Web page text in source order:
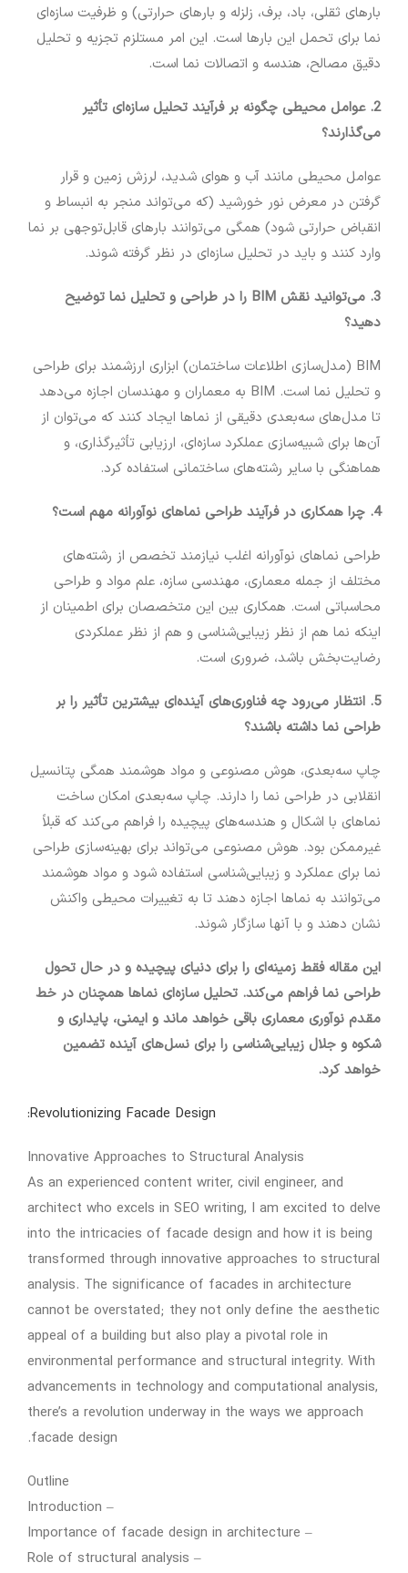
بارهای ثقلی، باد، برف، زلزله و بارهای حرارتی) و ظرفیت سازه‌ای
نما برای تحمل این بارها است. این امر مستلزم تجزیه و تحلیل
دقیق مصالح، هندسه و اتصالات نما است.
2. عوامل محیطی چگونه بر فرآیند تحلیل سازه‌ای تأثیر
می‌گذارند؟
عوامل محیطی مانند آب و هوای شدید، لرزش زمین و قرار
گرفتن در معرض نور خورشید (که می‌تواند منجر به انبساط و
انقباض حرارتی شود) همگی می‌توانند بارهای قابل‌توجهی بر نما
وارد کنند و باید در تحلیل سازه‌ای در نظر گرفته شوند.
3. می‌توانید نقش BIM را در طراحی و تحلیل نما توضیح
دهید؟
BIM (مدل‌سازی اطلاعات ساختمان) ابزاری ارزشمند برای طراحی
و تحلیل نما است. BIM به معماران و مهندسان اجازه می‌دهد
تا مدل‌های سه‌بعدی دقیقی از نماها ایجاد کنند که می‌توان از
آن‌ها برای شبیه‌سازی عملکرد سازه‌ای، ارزیابی تأثیرگذاری، و
هماهنگی با سایر رشته‌های ساختمانی استفاده کرد.
4. چرا همکاری در فرآیند طراحی نماهای نوآورانه مهم است؟
طراحی نماهای نوآورانه اغلب نیازمند تخصص از رشته‌های
مختلف از جمله معماری، مهندسی سازه، علم مواد و طراحی
محاسباتی است. همکاری بین این متخصصان برای اطمینان از
اینکه نما هم از نظر زیبایی‌شناسی و هم از نظر عملکردی
رضایت‌بخش باشد، ضروری است.
5. انتظار می‌رود چه فناوری‌های آینده‌ای بیشترین تأثیر را بر
طراحی نما داشته باشند؟
چاپ سه‌بعدی، هوش مصنوعی و مواد هوشمند همگی پتانسیل
انقلابی در طراحی نما را دارند. چاپ سه‌بعدی امکان ساخت
نماهای با اشکال و هندسه‌های پیچیده را فراهم می‌کند که قبلاً
غیرممکن بود. هوش مصنوعی می‌تواند برای بهینه‌سازی طراحی
نما برای عملکرد و زیبایی‌شناسی استفاده شود و مواد هوشمند
می‌توانند به نماها اجازه دهند تا به تغییرات محیطی واکنش
نشان دهند و با آنها سازگار شوند.
این مقاله فقط زمینه‌ای را برای دنیای پیچیده و در حال تحول
طراحی نما فراهم می‌کند. تحلیل سازه‌ای نماها همچنان در خط
مقدم نوآوری معماری باقی خواهد ماند و ایمنی، پایداری و
شکوه و جلال زیبایی‌شناسی را برای نسل‌های آینده تضمین
خواهد کرد.
Revolutionizing Facade Design:
As an experienced content writer, civil engineer, and
architect who excels in SEO writing, I am excited to delve
into the intricacies of facade design and how it is being
transformed through innovative approaches to structural
analysis. The significance of facades in architecture
cannot be overstated; they not only define the aesthetic
appeal of a building but also play a pivotal role in
environmental performance and structural integrity. With
advancements in technology and computational analysis,
there’s a revolution underway in the ways we approach
facade design.
– Introduction
– Importance of facade design in architecture
– Role of structural analysis